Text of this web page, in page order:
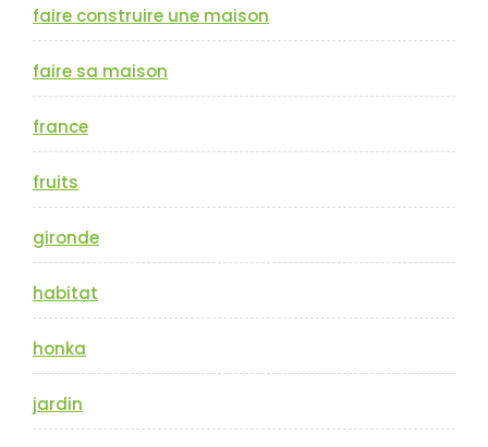
faire construire une maison
faire sa maison
france
fruits
gironde
habitat
honka
jardin